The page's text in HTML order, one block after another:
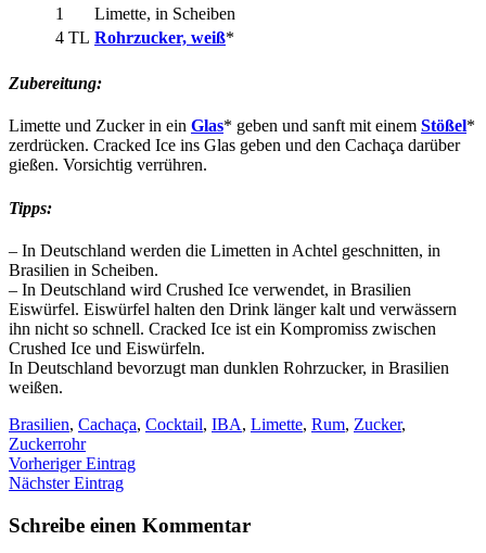
1
Limette, in Scheiben
4 TL Rohrzucker, weiß*
Zubereitung:
Limette und Zucker in ein Glas* geben und sanft mit einem Stößel*
zerdrücken. Cracked Ice ins Glas geben und den Cachaça darüber
gießen. Vorsichtig verrühren.
Tipps:
– In Deutschland werden die Limetten in Achtel geschnitten, in
Brasilien in Scheiben.
– In Deutschland wird Crushed Ice verwendet, in Brasilien
Eiswürfel. Eiswürfel halten den Drink länger kalt und verwässern
ihn nicht so schnell. Cracked Ice ist ein Kompromiss zwischen
Crushed Ice und Eiswürfeln.
In Deutschland bevorzugt man dunklen Rohrzucker, in Brasilien
weißen.
Brasilien, Cachaça, Cocktail, IBA, Limette, Rum, Zucker,
Zuckerrohr
Vorheriger Eintrag
Nächster Eintrag
Schreibe einen Kommentar